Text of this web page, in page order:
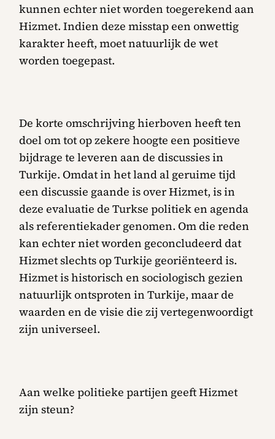
kunnen echter niet worden toegerekend aan
Hizmet. Indien deze misstap een onwettig
karakter heeft, moet natuurlijk de wet
worden toegepast.
De korte omschrijving hierboven heeft ten
doel om tot op zekere hoogte een positieve
bijdrage te leveren aan de discussies in
Turkije. Omdat in het land al geruime tijd
een discussie gaande is over Hizmet, is in
deze evaluatie de Turkse politiek en agenda
als referentiekader genomen. Om die reden
kan echter niet worden geconcludeerd dat
Hizmet slechts op Turkije georiënteerd is.
Hizmet is historisch en sociologisch gezien
natuurlijk ontsproten in Turkije, maar de
waarden en de visie die zij vertegenwoordigt
zijn universeel.
Aan welke politieke partijen geeft Hizmet
zijn steun?